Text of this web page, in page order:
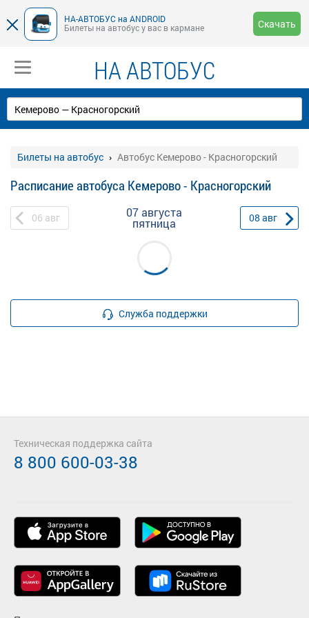
НА-АВТОБУС на ANDROID
Билеты на автобус у вас в кармане
Скачать
НА АВТОБУС
Билеты на автобус Автобус Кемерово - Красногорский
Расписание автобуса Кемерово - Красногорский
06 авг 07 августа
пятница 08 авг
Служба поддержки
Техническая поддержка сайта
8 800 600-03-38